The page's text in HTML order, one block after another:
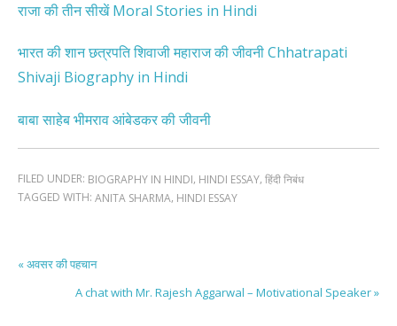
राजा की तीन सीखें Moral Stories in Hindi
भारत की शान छत्रपति शिवाजी महाराज की जीवनी Chhatrapati
Shivaji Biography in Hindi
बाबा साहेब भीमराव आंबेडकर की जीवनी
FILED UNDER: BIOGRAPHY IN HINDI, HINDI ESSAY, हिंदी निबंध
TAGGED WITH: ANITA SHARMA, HINDI ESSAY
« अवसर की पहचान
A chat with Mr. Rajesh Aggarwal – Motivational Speaker »